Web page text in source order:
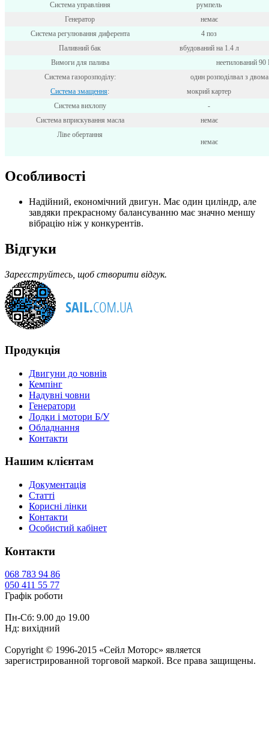
Система управління
румпель
Генератор
немає
Система регулювання диферента
4 поз
Паливний бак
вбудований на 1.4 л
Вимоги для палива
неетилований
Система газорозподілу:
один розподілвал з
Система змащення:
мокрий картер
Система вихлопу
-
Система вприскування масла
немає
Ліве обертання
немає
Особливості
Надійний, економічний двигун. Має один циліндр, але
завдяки прекрасному балансуванню має значно меншу
вібрацію ніж у конкурентів.
Відгуки
Зареєструйтесь, щоб створити відгук.
Продукція
Двигуни до човнів
Кемпінг
Надувні човни
Генератори
Лодки і мотори Б/У
Обладнання
Контакти
Нашим клієнтам
Документація
Статті
Корисні лінки
Контакти
Особистий кабінет
Контакти
068 783 94 86
050 411 55 77
Графік роботи
Пн-Сб: 9.00 до 19.00
Нд: вихідний
Copyright © 1996-2015 «Сейл Моторс» является
зарегистрированной торговой маркой. Все права защищены.